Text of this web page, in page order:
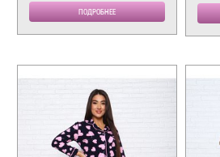
ПОДРОБНЕЕ